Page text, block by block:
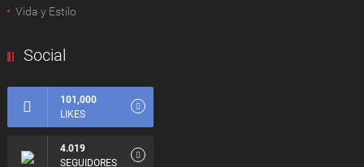
Vida y Estilo
Social
101,000
LIKES
4.019
SEGUIDORES